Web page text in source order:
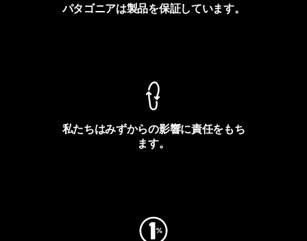
パタゴニアは製品を保証しています。
私たちはみずからの影響に責任をもち
ます。